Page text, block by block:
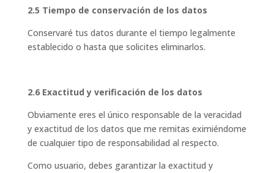
2.5 Tiempo de conservación de los datos
Conservaré tus datos durante el tiempo legalmente
establecido o hasta que solicites eliminarlos.
2.6 Exactitud y verificación de los datos
Obviamente eres el único responsable de la veracidad
y exactitud de los datos que me remitas eximiéndome
de cualquier tipo de responsabilidad al respecto.
Como usuario, debes garantizar la exactitud y